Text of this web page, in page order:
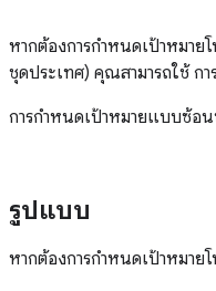
หากต้องการกำหนดเป้าหมา
ชุดประเทศ) คุณสามารถใช้ ก
การกำหนดเป้าหมายแบบซ้อ
รูปแบบ
หากต้องการกำหนดเป้าหมาย